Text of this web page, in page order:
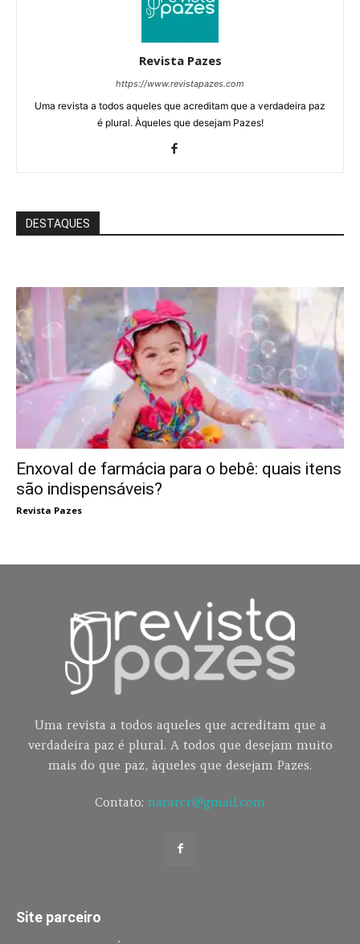
Revista Pazes
https://www.revistapazes.com
Uma revista a todos aqueles que acreditam que a verdadeira paz
é plural. Àqueles que desejam Pazes!
DESTAQUES
Enxoval de farmácia para o bebê: quais itens
são indispensáveis?
Revista Pazes
Uma revista a todos aqueles que acreditam que a
verdadeira paz é plural. A todos que desejam muito
mais do que paz, àqueles que desejam Pazes.
Contato: nararcr@gmail.com
Site parceiro